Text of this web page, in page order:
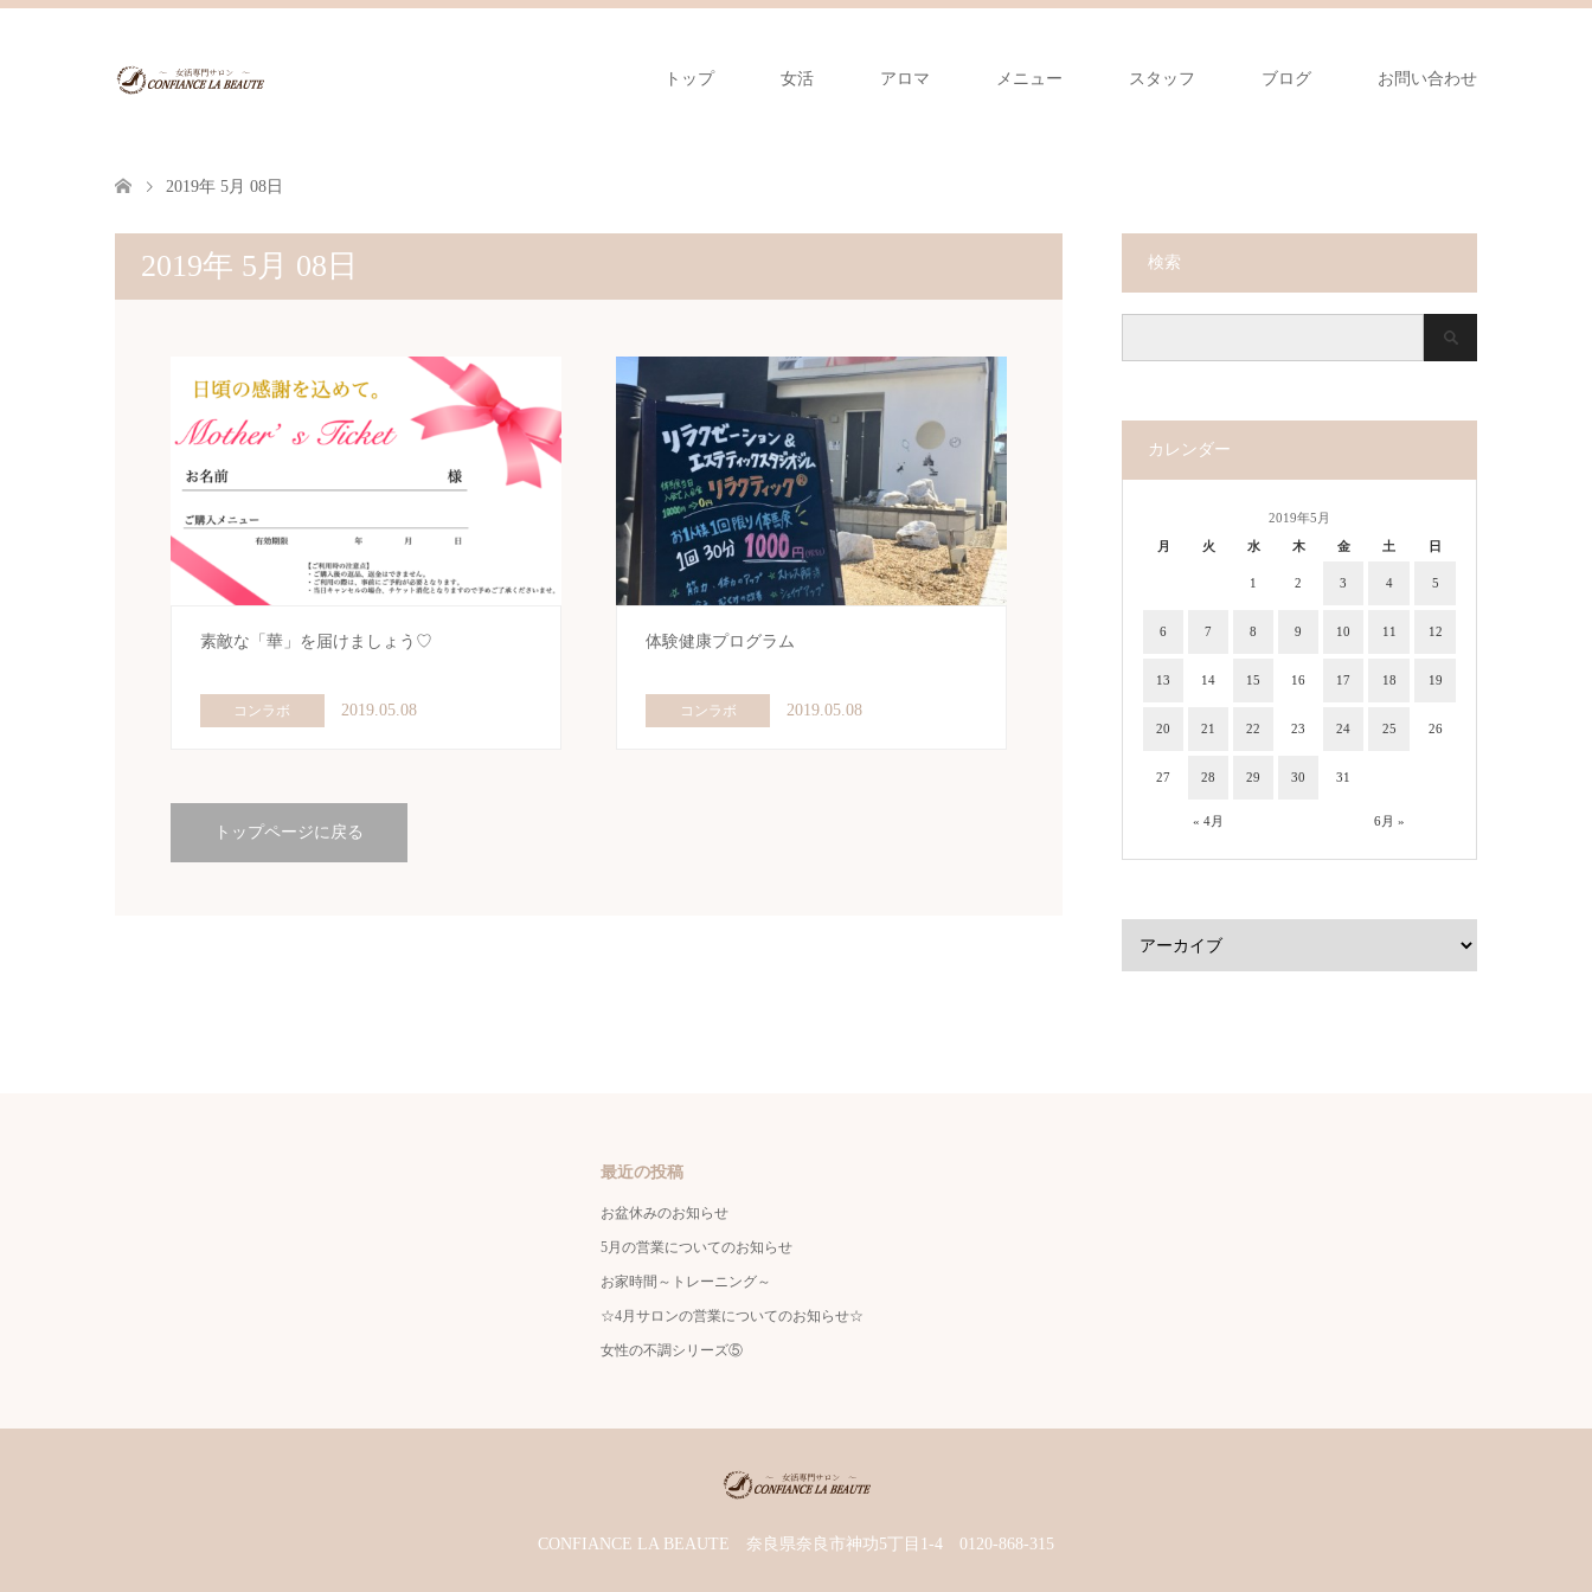
トップ 女活 アロマ メニュー スタッフ ブログ お問い合わせ
2019年 5月 08日
2019年 5月 08日
素敵な「華」を届けましょう♡
コンラボ 2019.05.08
体験健康プログラム
コンラボ 2019.05.08
トップページに戻る
検索
カレンダー
2019年5月
月
火 水 木 金 土 日
« 4月 6月 »
1 2 3 4 5
6 7 8 9 10 11 12
13 14 15 16 17 18 19
20 21 22 23 24 25 26
27 28 29 30 31
最近の投稿
お盆休みのお知らせ
5月の営業についてのお知らせ
お家時間～トレーニング～
☆4月サロンの営業についてのお知らせ☆
女性の不調シリーズ⑤
CONFIANCE LA BEAUTE 奈良県奈良市神功5丁目1-4 0120-868-315